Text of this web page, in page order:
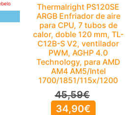
Thermalright PS120SE
ARGB Enfriador de aire
para CPU, 7 tubos de
calor, doble 120 mm, TL-
C12B-S V2, ventilador
PWM, AGHP 4.0
Technology, para AMD
AM4 AM5/Intel
1700/1851/115x/1200
45,59€
34,90€